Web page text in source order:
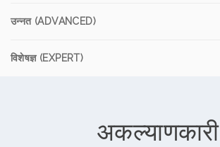
उन्नत (ADVANCED)
विशेषज्ञ (EXPERT)
अकल्याणकारी